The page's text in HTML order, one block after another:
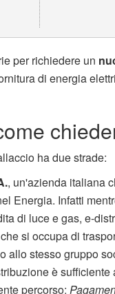
per richiedere un
di energia
ha due strade:
, un'azienda italiana
Energia. Infatti
di luce e gas, e-
si occupa di
allo stesso gruppo
è
percorso: